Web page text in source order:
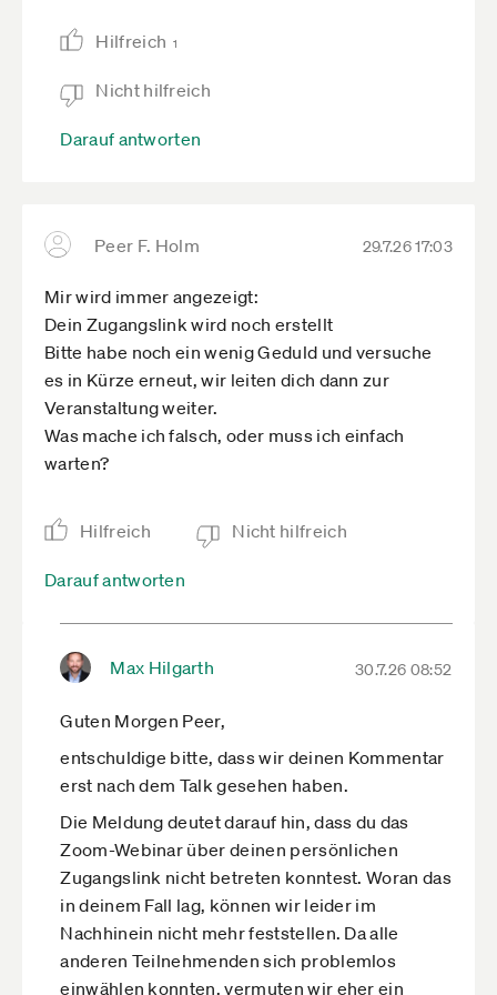
Hilfreich 1
Nicht hilfreich
Darauf antworten
Peer F. Holm 29.7.26 17:03
Mir wird immer angezeigt:
Dein Zugangslink wird noch erstellt
Bitte habe noch ein wenig Geduld und versuche
es in Kürze erneut, wir leiten dich dann zur
Veranstaltung weiter.
Was mache ich falsch, oder muss ich einfach
warten?
Hilfreich Nicht hilfreich
Darauf antworten
Max Hilgarth 30.7.26 08:52
Guten Morgen Peer,
entschuldige bitte, dass wir deinen Kommentar
erst nach dem Talk gesehen haben.
Die Meldung deutet darauf hin, dass du das
Zoom-Webinar über deinen persönlichen
Zugangslink nicht betreten konntest. Woran das
in deinem Fall lag, können wir leider im
Nachhinein nicht mehr feststellen. Da alle
anderen Teilnehmenden sich problemlos
einwählen konnten, vermuten wir eher ein